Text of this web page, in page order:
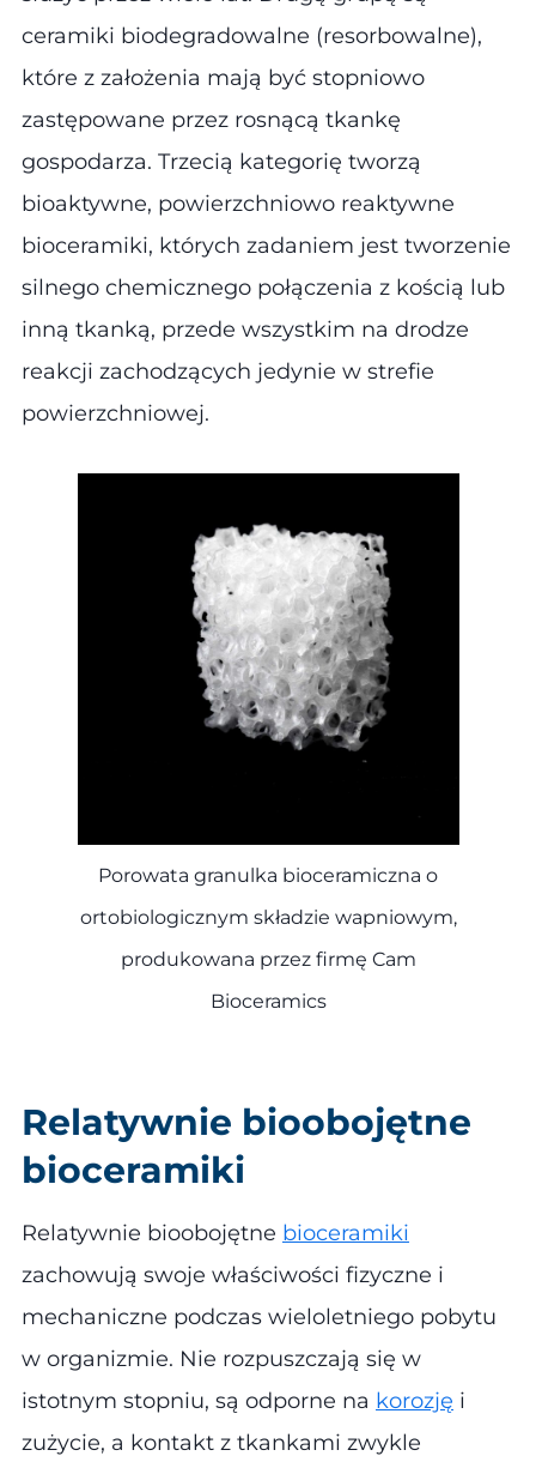
ceramiki biodegradowalne (resorbowalne),
które z założenia mają być stopniowo
zastępowane przez rosnącą tkankę
gospodarza. Trzecią kategorię tworzą
bioaktywne, powierzchniowo reaktywne
bioceramiki, których zadaniem jest tworzenie
silnego chemicznego połączenia z kością lub
inną tkanką, przede wszystkim na drodze
reakcji zachodzących jedynie w strefie
powierzchniowej.
Porowata granulka bioceramiczna o
ortobiologicznym składzie wapniowym,
produkowana przez firmę Cam
Bioceramics
Relatywnie bioobojętne
bioceramiki
Relatywnie bioobojętne bioceramiki
zachowują swoje właściwości fizyczne i
mechaniczne podczas wieloletniego pobytu
w organizmie. Nie rozpuszczają się w
istotnym stopniu, są odporne na korozję i
zużycie, a kontakt z tkankami zwykle